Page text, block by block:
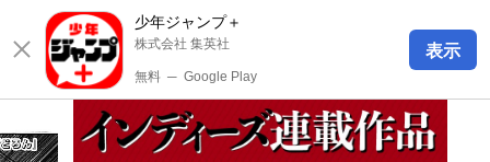
少年ジャンプ＋
株式会社 集英社
無料 ─ Google Play
表示